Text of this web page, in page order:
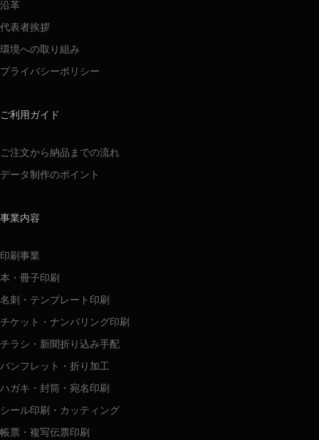
沿革
代表者挨拶
環境への取り組み
プライバシーポリシー
ご利用ガイド
ご注文から納品までの流れ
データ制作のポイント
事業内容
印刷事業
本・冊子印刷
名刺・テンプレート印刷
チケット・ナンバリング印刷
チラシ・新聞折り込み手配
パンフレット・折り加工
ハガキ・封筒・宛名印刷
シール印刷・カッティング
帳票・複写伝票印刷